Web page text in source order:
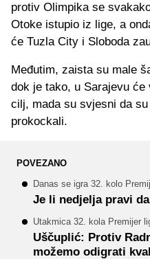
protiv Olimpika se
Otoke istupio iz lige, a
će Tuzla City i Sloboda
Međutim, zaista su male
dok je tako, u Sarajevu
cilj, mada su svjesni da
prokockali.
POVEZANO
Danas se igra 32. kolo
Je li nedjelja pravi
Utakmica 32. kola Premijer
Uščuplić: Protiv
možemo odigrati